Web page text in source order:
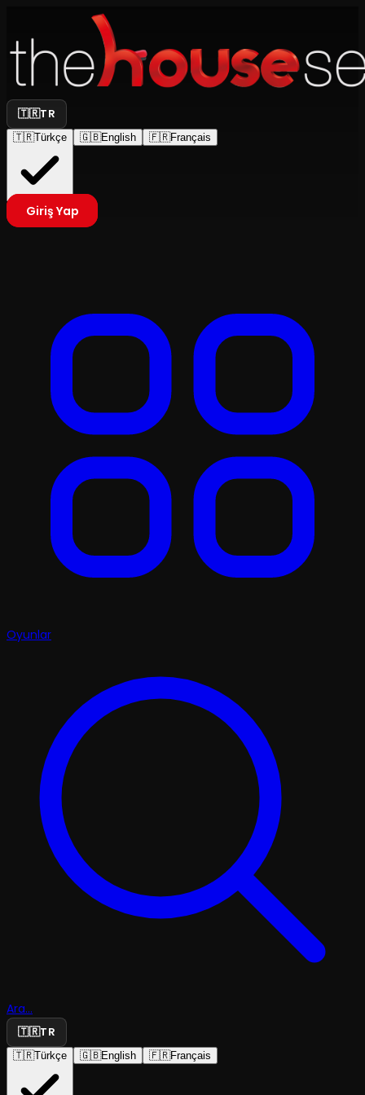
🇹🇷TR
🇹🇷Türkçe 🇬🇧English 🇫🇷Français
Giriş Yap
Oyunlar
Ara...
🇹🇷TR
🇹🇷Türkçe 🇬🇧English 🇫🇷Français